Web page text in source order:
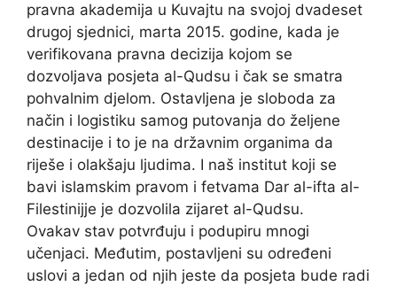
pravna akademija u Kuvajtu na svojoj dvadeset
drugoj sjednici, marta 2015. godine, kada je
verifikovana pravna decizija kojom se
dozvoljava posjeta al-Qudsu i čak se smatra
pohvalnim djelom. Ostavljena je sloboda za
način i logistiku samog putovanja do željene
destinacije i to je na državnim organima da
riješe i olakšaju ljudima. I naš institut koji se
bavi islamskim pravom i fetvama Dar al-ifta al-
Filestinijje je dozvolila zijaret al-Qudsu.
Ovakav stav potvrđuju i podupiru mnogi
učenjaci. Međutim, postavljeni su određeni
uslovi a jedan od njih jeste da posjeta bude radi